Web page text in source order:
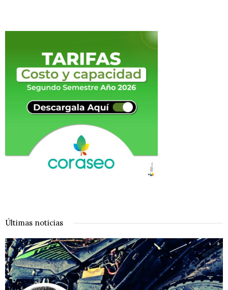
Últimas noticias